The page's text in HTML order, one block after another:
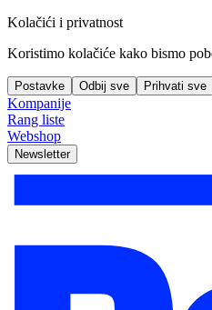
Kolačići i privatnost
Koristimo kolačiće kako bismo
Postavke Odbij sve Prihvati sve
Kompanije
Rang liste
Webshop
Newsletter